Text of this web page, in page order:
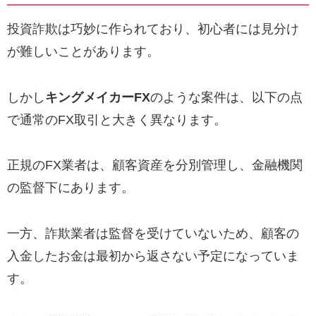
投資詐欺は巧妙に作られており、初心者には見分け
が難しいことがあります。
しかし キングメイカーFXのような案件は、以下の点
で通常のFX取引と大きく異なります。
正規のFX業者は、顧客資産を分別管理し、金融機関
の監督下にあります。
一方、詐欺業者は監督を受けていないため、顧客の
入金したお金は最初から返さない予定になっていま
す。